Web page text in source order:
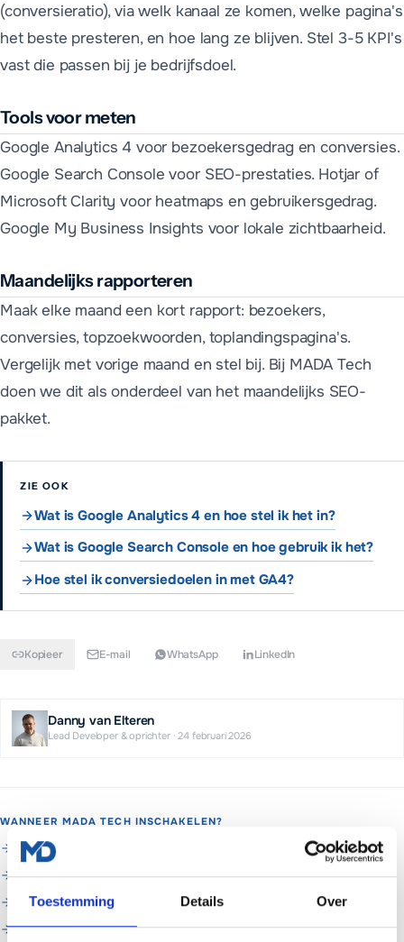
Toestemming Details Over
(conversieratio), via welk kanaal ze komen, welke pagina's
het beste presteren, en hoe lang ze blijven. Stel 3-5 KPI's
vast die passen bij je bedrijfsdoel.
Tools voor meten
Google Analytics 4 voor bezoekersgedrag en conversies.
Google Search Console voor SEO-prestaties. Hotjar of
Microsoft Clarity voor heatmaps en gebruikersgedrag.
Google My Business Insights voor lokale zichtbaarheid.
Maandelijks rapporteren
Maak elke maand een kort rapport: bezoekers,
conversies, topzoekwoorden, toplandingspagina's.
Vergelijk met vorige maand en stel bij. Bij MADA Tech
doen we dit als onderdeel van het maandelijks SEO-
pakket.
ZIE OOK
Wat is Google Analytics 4 en hoe stel ik het in?
Wat is Google Search Console en hoe gebruik ik het?
Hoe stel ik conversiedoelen in met GA4?
Kopieer E-mail WhatsApp LinkedIn
Danny van Elteren
Lead Developer & oprichter·24 februari 2026
WANNEER MADA TECH INSCHAKELEN?
Je wilt het niet zelf doen of komt er niet uit
Je wilt het in een keer goed laten regelen
Je wilt doorlopend beheer en support
Je wilt hulp met analytics & meten